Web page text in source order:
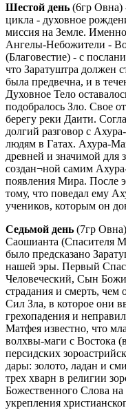
Шестой день (6гр Овна)
цикла - духовное
миссия на Земле.
Ангелы-Небожители -
(Благовестие) - с
что Заратуштра должен
была предвечна, и в
Духовное Тело
подобралось Зло. Свое
берегу реки Даити.
долгий разговор с
людям в Гатах. Ахура-
древней и значимой для
создан¬ной самим
появления Мира. После
тому, что поведал ему
учеников, которым он
Седьмой день (7гр
Саошианта (Спасителя
было предсказано
нашей эры. Первый
Человеческий, Сын
страдания и смерть, чем
Сил Зла, в которое они
грехопадения и
Матфея известно, что
волхвы-маги с Востока
персидских
дары: золото, ладан и
трех хварн в религии
Божественного Слова
укрепления